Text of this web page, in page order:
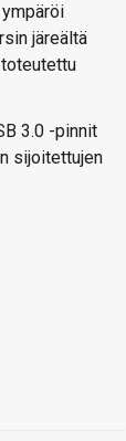
järeältä
3.0 -pinnit
sijoitettujen